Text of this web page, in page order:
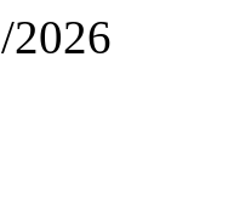
2026